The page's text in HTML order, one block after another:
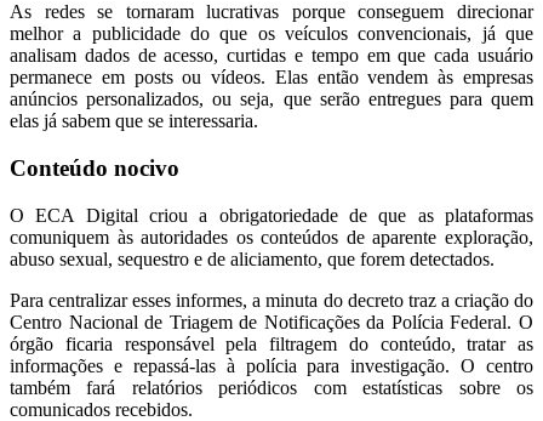
As redes se tornaram lucrativas porque conseguem direcionar
melhor a publicidade do que os veículos convencionais, já que
analisam dados de acesso, curtidas e tempo em que cada usuário
permanece em posts ou vídeos. Elas então vendem às empresas
anúncios personalizados, ou seja, que serão entregues para quem
elas já sabem que se interessaria.
Conteúdo nocivo
O ECA Digital criou a obrigatoriedade de que as plataformas
comuniquem às autoridades os conteúdos de aparente exploração,
abuso sexual, sequestro e de aliciamento, que forem detectados.
Para centralizar esses informes, a minuta do decreto traz a criação do
Centro Nacional de Triagem de Notificações da Polícia Federal. O
órgão ficaria responsável pela filtragem do conteúdo, tratar as
informações e repassá-las à polícia para investigação. O centro
também fará relatórios periódicos com estatísticas sobre os
comunicados recebidos.